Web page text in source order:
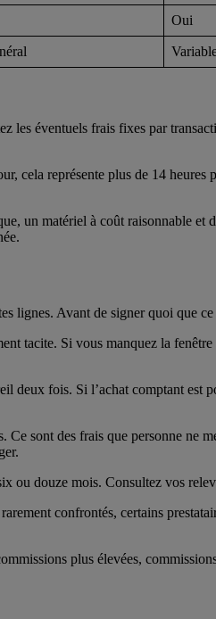
Oui
les éventuels frais fixes par
cela représente plus de 14
un matériel à coût raisonnable et
lignes. Avant de signer quoi que
tacite. Si vous manquez la
deux fois. Si l’achat comptant est
sont des frais que personne ne
ou douze mois. Consultez vos
confrontés, certains
plus élevées,